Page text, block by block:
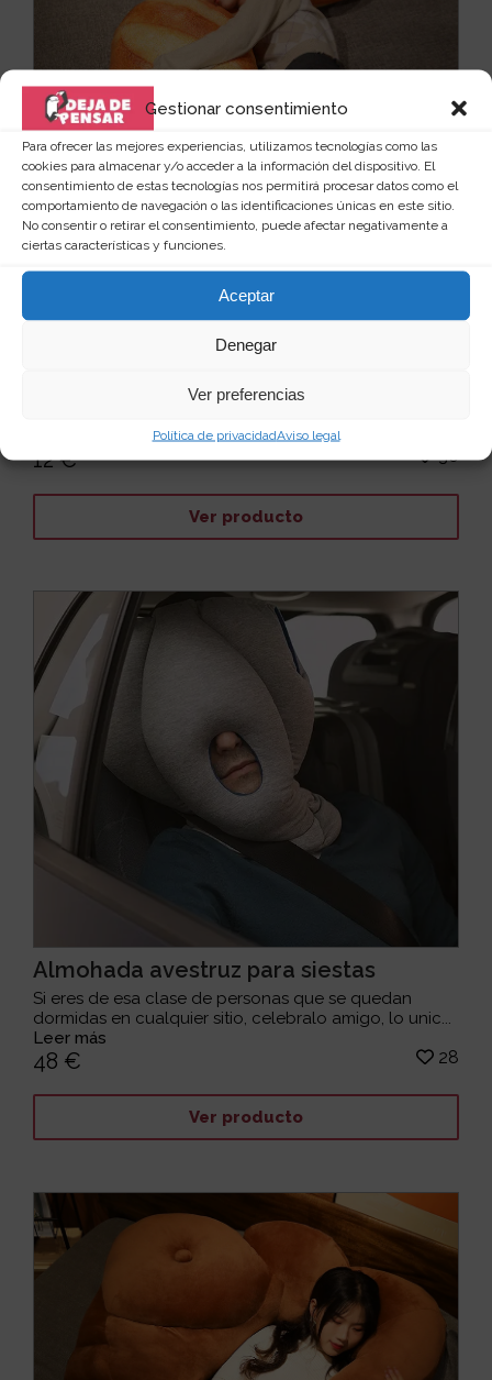
Gestionar consentimiento
Para ofrecer las mejores experiencias, utilizamos tecnologías como las
cookies para almacenar y/o acceder a la información del dispositivo. El
consentimiento de estas tecnologías nos permitirá procesar datos como el
comportamiento de navegación o las identificaciones únicas en este sitio.
No consentir o retirar el consentimiento, puede afectar negativamente a
ciertas características y funciones.
Aceptar
Denegar
Ver preferencias
Política de privacidadAviso legal
Cojín almohada gigante con forma
Hay algunos artículos, que por su extrema
Leer más
12 € 30
Ver producto
Almohada avestruz para siestas
Si eres de esa clase de personas que se quedan
dormidas en cualquier sitio, celebralo amigo, lo unic...
Leer más
48 € 28
Ver producto